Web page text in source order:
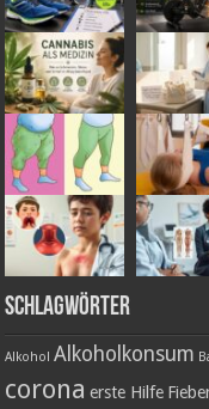
Schlagwörter
Alkohol Alkoholkonsum
corona erste Hilfe